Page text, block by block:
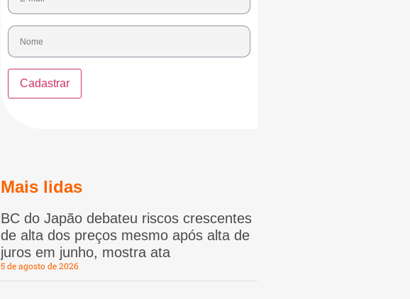
Mais lidas
BC do Japão debateu riscos crescentes
de alta dos preços mesmo após alta de
juros em junho, mostra ata
5 de agosto de 2026